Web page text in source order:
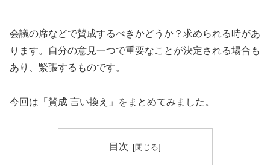
会議の席などで賛成するべきかどうか？求められる時があ
ります。自分の意見一つで重要なことが決定される場合も
あり、緊張するものです。
今回は「賛成 言い換え」をまとめてみました。
目次